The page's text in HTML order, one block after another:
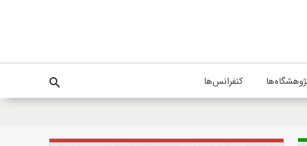
کنفرانس‌ها search